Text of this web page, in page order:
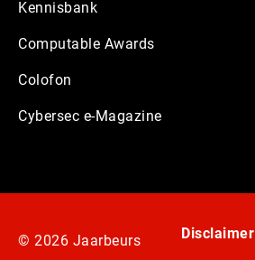
Kennisbank
Computable Awards
Colofon
Cybersec e-Magazine
© 2026 Jaarbeurs Disclaimer